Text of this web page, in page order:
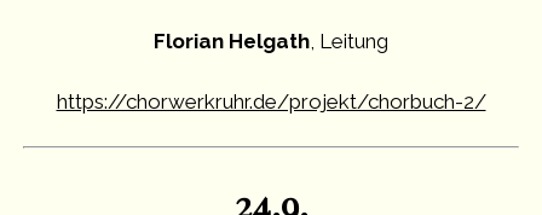
Florian Helgath, Leitung
https://chorwerkruhr.de/projekt/chorbuch-2/
24.9.